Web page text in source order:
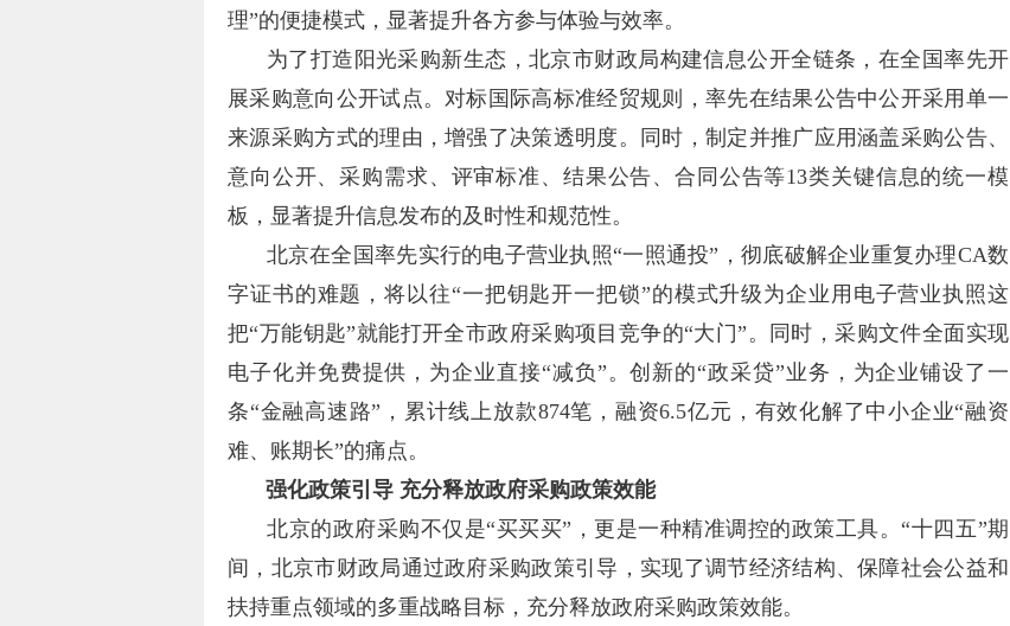
理”的便捷模式，显著提升各方参与体验与效率。
为了打造阳光采购新生态，北京市财政局构建信息公开全链条，在全国率先开
展采购意向公开试点。对标国际高标准经贸规则，率先在结果公告中公开采用单一
来源采购方式的理由，增强了决策透明度。同时，制定并推广应用涵盖采购公告、
意向公开、采购需求、评审标准、结果公告、合同公告等13类关键信息的统一模
板，显著提升信息发布的及时性和规范性。
北京在全国率先实行的电子营业执照“一照通投”，彻底破解企业重复办理CA数
字证书的难题，将以往“一把钥匙开一把锁”的模式升级为企业用电子营业执照这
把“万能钥匙”就能打开全市政府采购项目竞争的“大门”。同时，采购文件全面实现
电子化并免费提供，为企业直接“减负”。创新的“政采贷”业务，为企业铺设了一
条“金融高速路”，累计线上放款874笔，融资6.5亿元，有效化解了中小企业“融资
难、账期长”的痛点。
强化政策引导 充分释放政府采购政策效能
北京的政府采购不仅是“买买买”，更是一种精准调控的政策工具。“十四五”期
间，北京市财政局通过政府采购政策引导，实现了调节经济结构、保障社会公益和
扶持重点领域的多重战略目标，充分释放政府采购政策效能。